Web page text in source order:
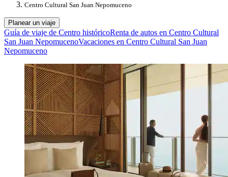
Centro Cultural San Juan Nepomuceno
Planear un viaje
Guía de viaje de Centro históricoRenta de autos en Centro Cultural
San Juan NepomucenoVacaciones en Centro Cultural San Juan
Nepomuceno